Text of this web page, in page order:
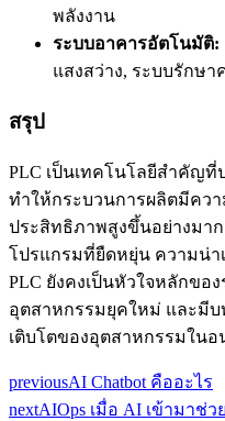
พลังงาน
ระบบอาคารอัตโนมัติ:
แสงสว่าง, ระบบรักษ
สรุป
PLC เป็นเทคโนโลยีสำคัญ
ทำให้กระบวนการผลิตมีคว
ประสิทธิภาพสูงขึ้นอย่างมา
โปรแกรมที่ยืดหยุ่น ความน่
PLC ยังคงเป็นหัวใจหลักขอ
อุตสาหกรรมยุคใหม่ และมี
เติบโตของอุตสาหกรรมในอ
previousAI Chatbot คืออะไร
nextAIOps เมื่อ AI เข้ามาช่ว